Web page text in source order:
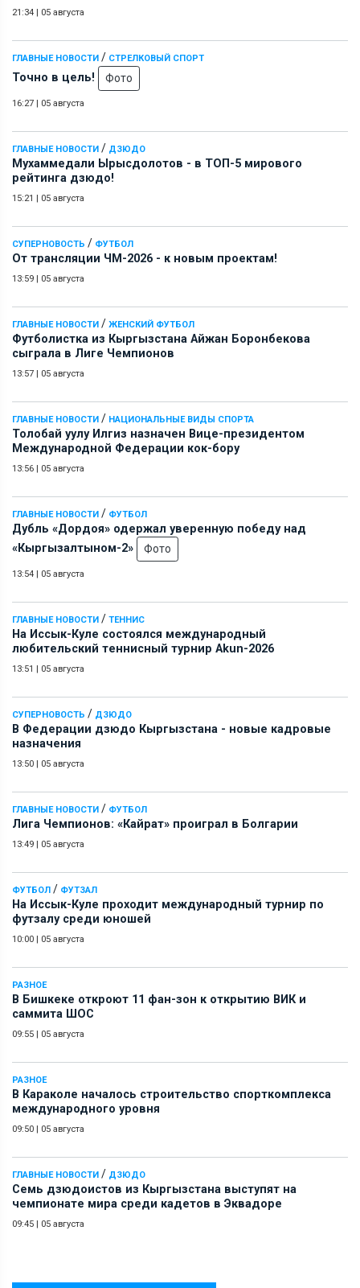
21:34 | 05 августа
ГЛАВНЫЕ НОВОСТИ / СТРЕЛКОВЫЙ СПОРТ
Точно в цель! Фото
16:27 | 05 августа
ГЛАВНЫЕ НОВОСТИ / ДЗЮДО
Мухаммедали Ырысдолотов - в ТОП-5 мирового
рейтинга дзюдо!
15:21 | 05 августа
СУПЕРНОВОСТЬ / ФУТБОЛ
От трансляции ЧМ-2026 - к новым проектам!
13:59 | 05 августа
ГЛАВНЫЕ НОВОСТИ / ЖЕНСКИЙ ФУТБОЛ
Футболистка из Кыргызстана Айжан Боронбекова
сыграла в Лиге Чемпионов
13:57 | 05 августа
ГЛАВНЫЕ НОВОСТИ / НАЦИОНАЛЬНЫЕ ВИДЫ СПОРТА
Толобай уулу Илгиз назначен Вице-президентом
Международной Федерации кок-бору
13:56 | 05 августа
ГЛАВНЫЕ НОВОСТИ / ФУТБОЛ
Дубль «Дордоя» одержал уверенную победу над
«Кыргызалтыном-2»
Фото
13:54 | 05 августа
ГЛАВНЫЕ НОВОСТИ / ТЕННИС
На Иссык-Куле состоялся международный
любительский теннисный турнир Akun-2026
13:51 | 05 августа
СУПЕРНОВОСТЬ / ДЗЮДО
В Федерации дзюдо Кыргызстана - новые кадровые
назначения
13:50 | 05 августа
ГЛАВНЫЕ НОВОСТИ / ФУТБОЛ
Лига Чемпионов: «Кайрат» проиграл в Болгарии
13:49 | 05 августа
ФУТБОЛ / ФУТЗАЛ
На Иссык-Куле проходит международный турнир по
футзалу среди юношей
10:00 | 05 августа
РАЗНОЕ
В Бишкеке откроют 11 фан-зон к открытию ВИК и
саммита ШОС
09:55 | 05 августа
РАЗНОЕ
В Караколе началось строительство спорткомплекса
международного уровня
09:50 | 05 августа
ГЛАВНЫЕ НОВОСТИ / ДЗЮДО
Семь дзюдоистов из Кыргызстана выступят на
чемпионате мира среди кадетов в Эквадоре
09:45 | 05 августа